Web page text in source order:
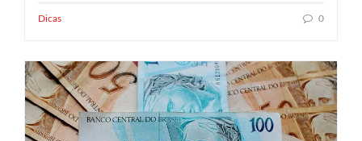
Dicas 0